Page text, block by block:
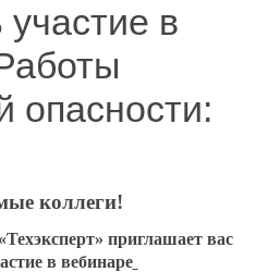
участие в
опасности:
коллеги!
cперт» приглашает вас
в вебинаре